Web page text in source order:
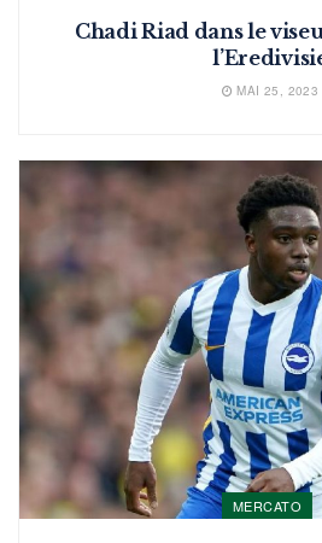
Chadi Riad dans le
MAI 25, 2023
MERCATO